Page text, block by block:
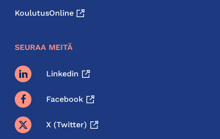
KoulutusOnline
SEURAA MEITÄ
Linkedin
Facebook
X (twitter)